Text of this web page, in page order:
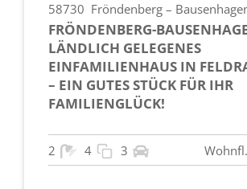
58730 Fröndenberg –
FRÖNDENBERG-
LÄNDLICH GELEGENES
EINFAMILIENHAUS IN
– EIN GUTES STÜCK FÜR IHR
FAMILIENGLÜCK!
2 4 3